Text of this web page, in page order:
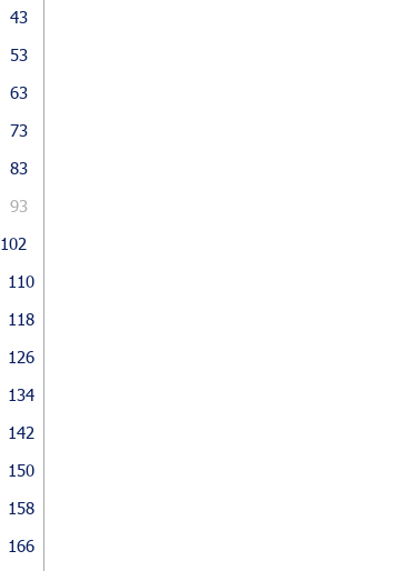
43
53
63
73
83
93
102
110
118
126
134
142
150
158
166